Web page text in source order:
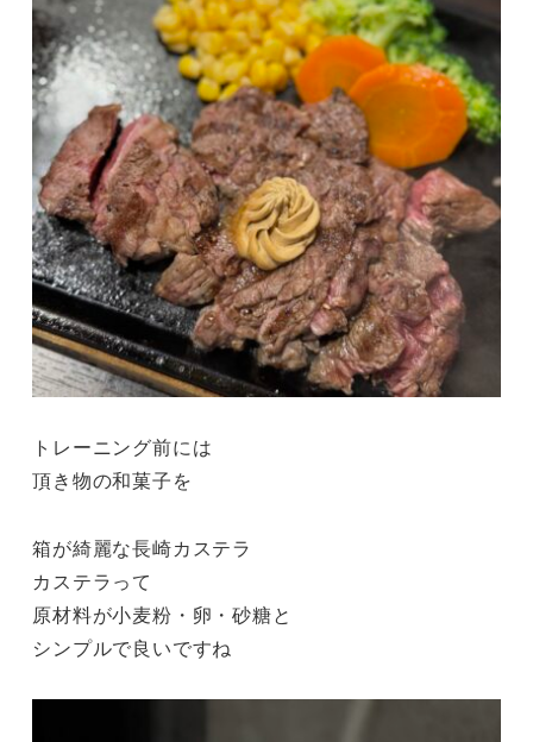
トレーニング前には
頂き物の和菓子を
箱が綺麗な長崎カステラ
カステラって
原材料が小麦粉・卵・砂糖と
シンプルで良いですね